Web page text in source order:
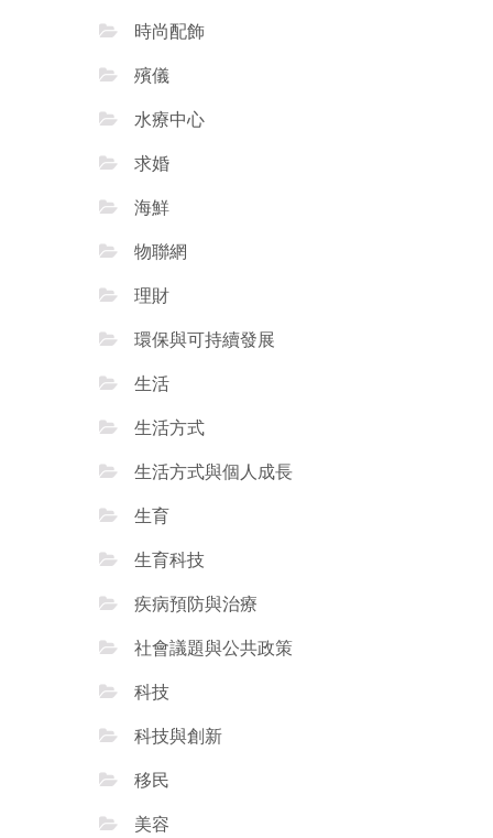
時尚配飾
殯儀
水療中心
求婚
海鮮
物聯網
理財
環保與可持續發展
生活
生活方式
生活方式與個人成長
生育
生育科技
疾病預防與治療
社會議題與公共政策
科技
科技與創新
移民
美容